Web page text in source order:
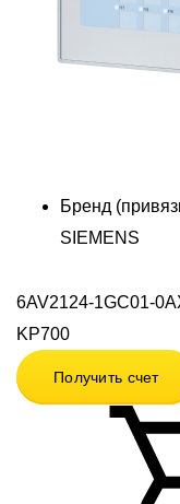
Бренд
SIEMENS
6AV2124-1GC01-
KP700
Получить счет